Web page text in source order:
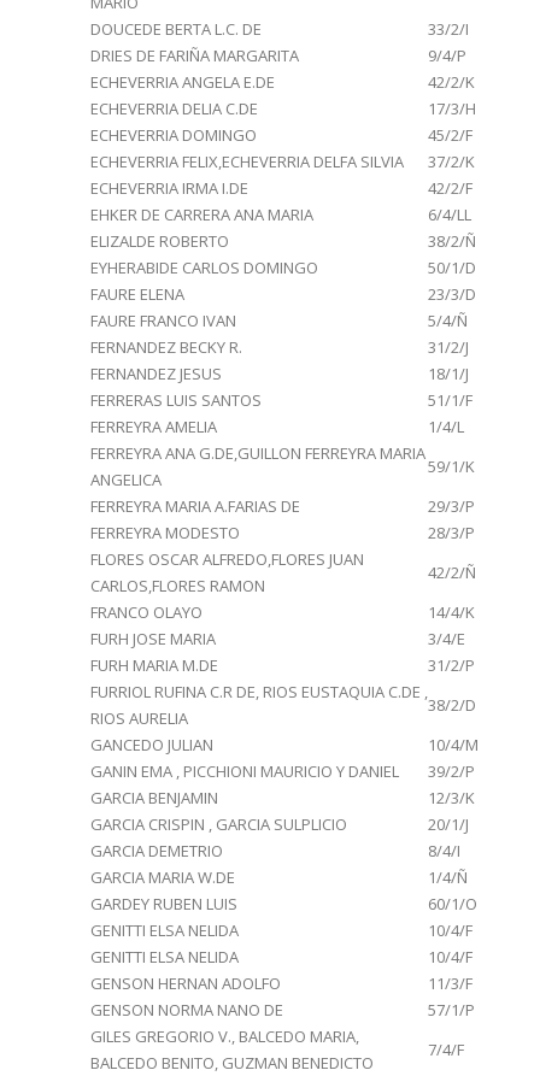
DOUCEDE BERTA L.C. DE
33/2/I
DRIES DE FARIÑA MARGARITA
9/4/P
ECHEVERRIA ANGELA E.DE
42/2/K
ECHEVERRIA DELIA C.DE
17/3/H
ECHEVERRIA DOMINGO
45/2/F
ECHEVERRIA FELIX,ECHEVERRIA DELFA SILVIA
37/2/K
ECHEVERRIA IRMA I.DE
42/2/F
EHKER DE CARRERA ANA MARIA
6/4/LL
ELIZALDE ROBERTO
38/2/Ñ
EYHERABIDE CARLOS DOMINGO
50/1/D
FAURE ELENA
23/3/D
FAURE FRANCO IVAN
5/4/Ñ
FERNANDEZ BECKY R.
31/2/J
FERNANDEZ JESUS
18/1/J
FERRERAS LUIS SANTOS
51/1/F
FERREYRA AMELIA
1/4/L
FERREYRA ANA G.DE,GUILLON FERREYRA MARIA
ANGELICA
59/1/K
FERREYRA MARIA A.FARIAS DE
29/3/P
FERREYRA MODESTO
28/3/P
FLORES OSCAR ALFREDO,FLORES JUAN
CARLOS,FLORES RAMON
42/2/Ñ
FRANCO OLAYO
14/4/K
FURH JOSE MARIA
3/4/E
FURH MARIA M.DE
31/2/P
FURRIOL RUFINA C.R DE, RIOS EUSTAQUIA C.DE ,
RIOS AURELIA
38/2/D
GANCEDO JULIAN
10/4/M
GANIN EMA , PICCHIONI MAURICIO Y DANIEL
39/2/P
GARCIA BENJAMIN
12/3/K
GARCIA CRISPIN , GARCIA SULPLICIO
20/1/J
GARCIA DEMETRIO
8/4/I
GARCIA MARIA W.DE
1/4/Ñ
GARDEY RUBEN LUIS
60/1/O
GENITTI ELSA NELIDA
10/4/F
GENITTI ELSA NELIDA
10/4/F
GENSON HERNAN ADOLFO
11/3/F
GENSON NORMA NANO DE
57/1/P
GILES GREGORIO V., BALCEDO MARIA,
BALCEDO BENITO, GUZMAN BENEDICTO
7/4/F